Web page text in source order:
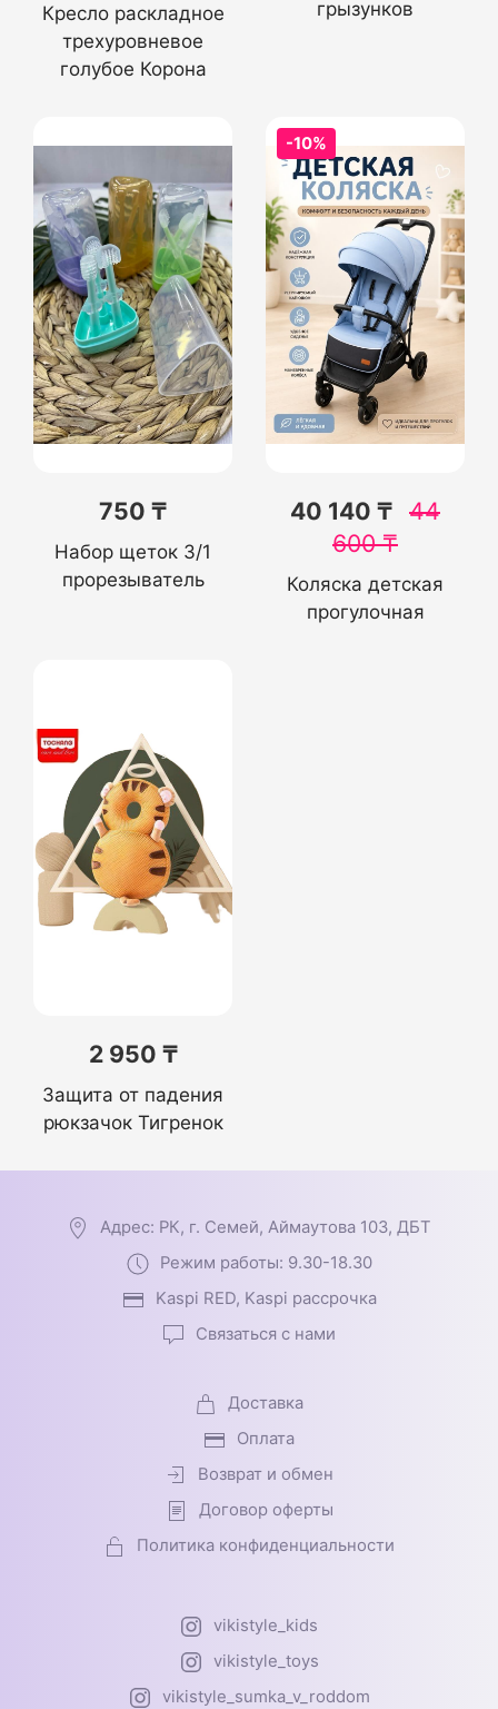
Кресло раскладное
трехуровневое
голубое Корона
грызунков
750 ₸
Набор щеток 3/1
прорезыватель
-10%
40 140 ₸ 44
600₸
Коляска детская
прогулочная
2 950 ₸
Защита от падения
рюкзачок Тигренок
Адрес: РК, г. Семей, Аймаутова 103, ДБТ
Режим работы: 9.30-18.30
Kaspi RED, Kaspi рассрочка
Связаться с нами
Доставка
Оплата
Возврат и обмен
Договор оферты
Политика конфиденциальности
vikistyle_kids
vikistyle_toys
vikistyle_sumka_v_roddom